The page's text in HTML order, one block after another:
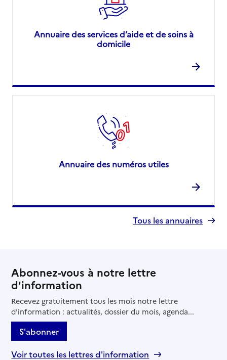
Annuaire des services d’aide et de soins à
domicile
Annuaire des numéros utiles
Tous les annuaires
Abonnez-vous à notre lettre
d'information
Recevez gratuitement tous les mois notre lettre
d'information : actualités, dossier du mois, agenda...
S'abonner
Voir toutes les lettres d'information